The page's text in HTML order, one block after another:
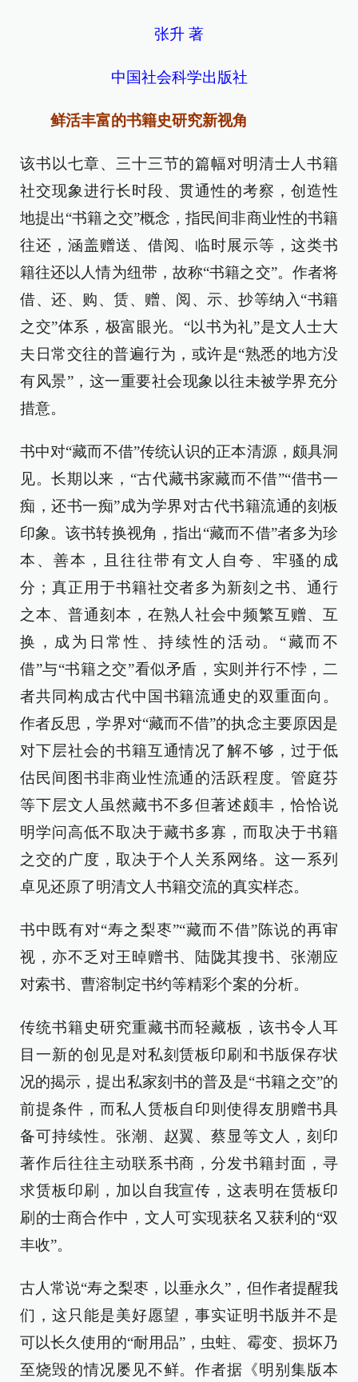
张升 著
中国社会科学出版社
鲜活丰富的书籍史研究新视角
该书以七章、三十三节的篇幅对明清士人书籍
社交现象进行长时段、贯通性的考察，创造性
地提出“书籍之交”概念，指民间非商业性的书籍
往还，涵盖赠送、借阅、临时展示等，这类书
籍往还以人情为纽带，故称“书籍之交”。作者将
借、还、购、赁、赠、阅、示、抄等纳入“书籍
之交”体系，极富眼光。“以书为礼”是文人士大
夫日常交往的普遍行为，或许是“熟悉的地方没
有风景”，这一重要社会现象以往未被学界充分
措意。
书中对“藏而不借”传统认识的正本清源，颇具洞
见。长期以来，“古代藏书家藏而不借”“借书一
痴，还书一痴”成为学界对古代书籍流通的刻板
印象。该书转换视角，指出“藏而不借”者多为珍
本、善本，且往往带有文人自夸、牢骚的成
分；真正用于书籍社交者多为新刻之书、通行
之本、普通刻本，在熟人社会中频繁互赠、互
换，成为日常性、持续性的活动。“藏而不
借”与“书籍之交”看似矛盾，实则并行不悖，二
者共同构成古代中国书籍流通史的双重面向。
作者反思，学界对“藏而不借”的执念主要原因是
对下层社会的书籍互通情况了解不够，过于低
估民间图书非商业性流通的活跃程度。管庭芬
等下层文人虽然藏书不多但著述颇丰，恰恰说
明学问高低不取决于藏书多寡，而取决于书籍
之交的广度，取决于个人关系网络。这一系列
卓见还原了明清文人书籍交流的真实样态。
书中既有对“寿之梨枣”“藏而不借”陈说的再审
视，亦不乏对王晫赠书、陆陇其搜书、张潮应
对索书、曹溶制定书约等精彩个案的分析。
传统书籍史研究重藏书而轻藏板，该书令人耳
目一新的创见是对私刻赁板印刷和书版保存状
况的揭示，提出私家刻书的普及是“书籍之交”的
前提条件，而私人赁板自印则使得友朋赠书具
备可持续性。张潮、赵翼、蔡显等文人，刻印
著作后往往主动联系书商，分发书籍封面，寻
求赁板印刷，加以自我宣传，这表明在赁板印
刷的士商合作中，文人可实现获名又获利的“双
丰收”。
古人常说“寿之梨枣，以垂永久”，但作者提醒我
们，这只能是美好愿望，事实证明书版并不是
可以长久使用的“耐用品”，虫蛀、霉变、损坏乃
至烧毁的情况屡见不鲜。作者据《明别集版本